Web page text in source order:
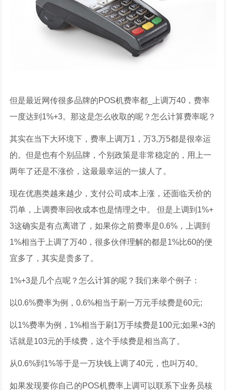
但是最近网传很多品牌的POS机费率都_上调万40，费率
一度达到1%+3。那这是怎么收取的呢？怎么计算费率呢？
其实在当下大环境下，费率上调万1，万3,万5都是很幸运
的。但是也有个别品牌，个别政策是非常稳定的，用上一
两年了还是不涨价，这最最幸运的一拔人了。
现在优惠类越来越少，支付公司成本上涨，还面临天价的
罚单，上调费率回收成本也是情理之中。 但是上调到1%+
3这确实是有点离谱了，如果你之前费率是0.6%，上调到
1%相当于上调了万40，很多伙伴理解的都是1%比60的便
宜多了，其实是贵多了。
1%+3是几个点呢？怎么计算的呢？我们来举个例子：
以0.6%费率为例，0.6%相当于刷一万元手续费是60元;
以1%费率为例，1%相当于刷1万手续费是100元;如果+3的
话就是103元的手续费，这个手续费是相当高了。
从0.6%到1%等于是一万块钱上调了40元，也叫万40。
如果发现要你自己的POS机费率上调可以联系下业务员核